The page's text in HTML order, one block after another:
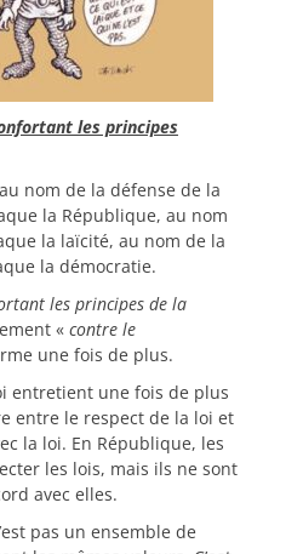
les principes
de la défense de la
la République, au nom
la laïcité, au nom de la
la démocratie.
les principes de la
« contre le
une fois de plus.
une fois de plus
entre le respect de la loi et
la loi. En République, les
les lois, mais ils ne sont
avec elles.
pas un ensemble de